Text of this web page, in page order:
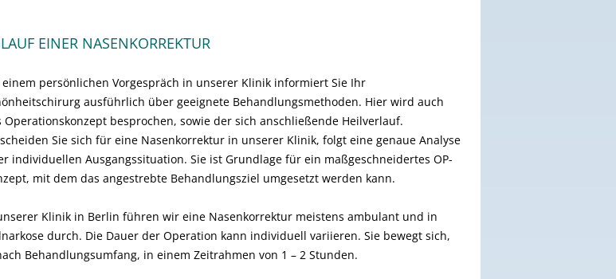
EINER NASENKORREKTUR
einem persönlichen Vorgespräch in unserer Klinik informiert Sie Ihr
ausführlich über geeignete Behandlungsmethoden. Hier wird auch
Operationskonzept besprochen, sowie der sich anschließende Heilverlauf.
Sie sich für eine Nasenkorrektur in unserer Klinik, folgt eine genaue Analyse
individuellen Ausgangssituation. Sie ist Grundlage für ein maßgeschneidertes OP-
mit dem das angestrebte Behandlungsziel umgesetzt werden kann.
Klinik in Berlin führen wir eine Nasenkorrektur meistens ambulant und in
durch. Die Dauer der Operation kann individuell variieren. Sie bewegt sich,
Behandlungsumfang, in einem Zeitrahmen von 1 – 2 Stunden.